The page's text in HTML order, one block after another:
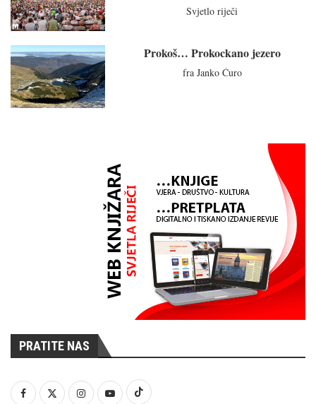
Svjetlo riječi
Prokoš… Prokockano jezero
fra Janko Ćuro
PRATITE NAS